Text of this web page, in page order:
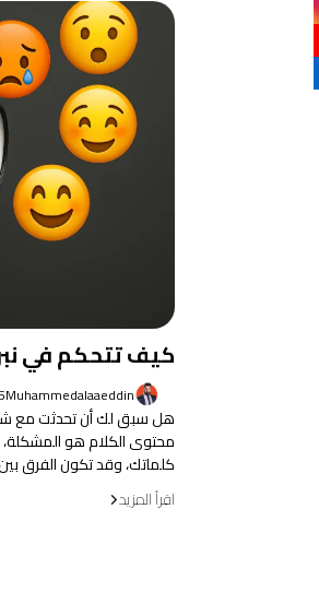
كيف تتحكم في
Muhammedalaaeddin
هل سبق لك أن تحدثت مع شخص
محتوى الكلام هو المشكلة،
كلماتك، وقد تكون الفرق
اقرأ المزيد